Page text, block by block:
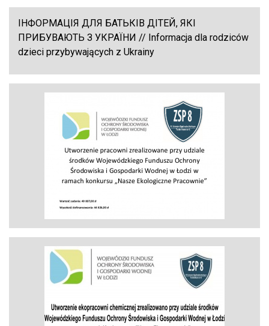
ІНФОРМАЦІЯ ДЛЯ БАТЬКІВ ДІТЕЙ, ЯКІ
ПРИБУВАЮТЬ З УКРАЇНИ // Informacja dla rodziców
dzieci przybywających z Ukrainy